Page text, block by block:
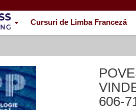
Cursuri de Limba Franceză
606-